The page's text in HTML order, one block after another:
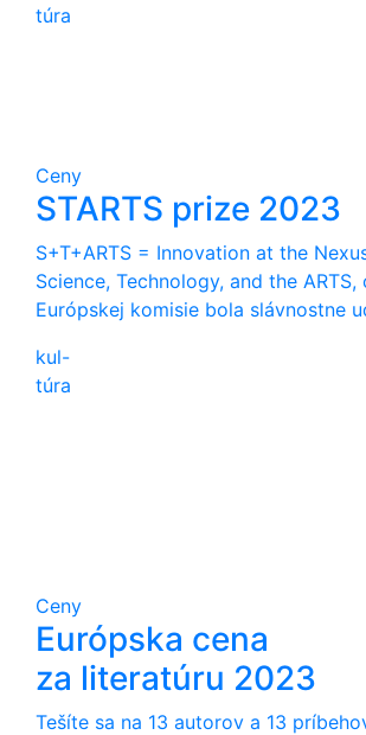
túra
Ceny
STARTS prize 2023
S+T+ARTS = Innovation at the
Science, Technology, and the ARTS,
Európskej komisie bola slávnostne
kul-
túra
Ceny
Európska cena
za literatúru 2023
Tešíte sa na 13 autorov a 13